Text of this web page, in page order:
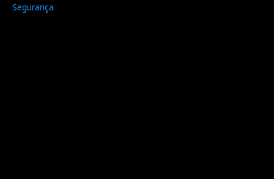
Segurança